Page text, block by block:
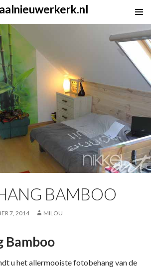
BAMBOO
7, 2014 MILOU
Bamboo
u het allermooiste fotobehang van de